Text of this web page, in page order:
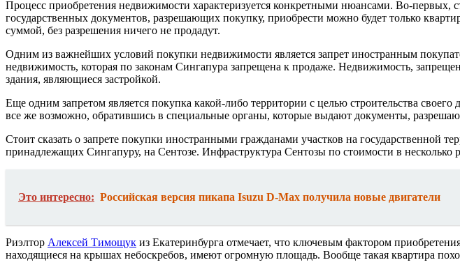
Процесс приобретения недвижимости характеризуется конкретными нюансами. Во-первых,
государственных документов, разрешающих покупку, приобрести можно будет только
суммой, без разрешения ничего не продадут.
Одним из важнейших условий покупки недвижимости является запрет иностранным
недвижимость, которая по законам Сингапура запрещена к продаже. Недвижимость,
здания, являющиеся застройкой.
Еще одним запретом является покупка какой-либо территории с целью строительства
все же возможно, обратившись в специальные органы, которые выдают документы,
Стоит сказать о запрете покупки иностранными гражданами участков на государственной
принадлежащих Сингапуру, на Сентозе. Инфраструктура Сентозы по стоимости в несколько
Это интересно: Российская версия пикапа Isuzu D-Max получила новые двигатели
Риэлтор Алексей Тимощук из Екатеринбурга отмечает, что ключевым фактором
находящиеся на крышах небоскребов, имеют огромную площадь. Вообще такая квартира